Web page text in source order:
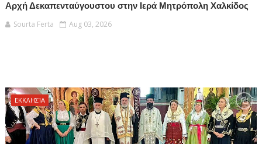
Αρχή Δεκαπενταύγουστου στην Ιερά Μητρόπολη Χαλκίδος
Sourta Ferta
Aug 03, 2026
ΕΚΚΛΗΣΊΑ